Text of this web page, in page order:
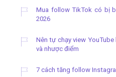
Mua follow TikTok có bị
2026
Nên tự chạy view
và nhược điểm
7 cách tăng follow